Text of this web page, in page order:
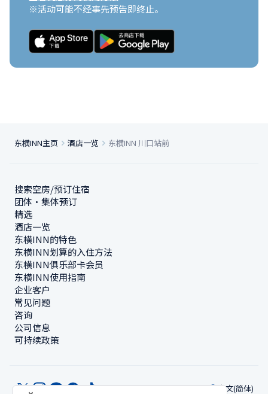
※活动可能不经事先预告即终止。
东横INN主页 酒店一览 东横INN 川口站前
搜索空房/预订住宿
团体・集体预订
精选
酒店一览
东横INN的特色
东横INN划算的入住方法
东横INN俱乐部卡会员
东横INN使用指南
企业客户
常见问题
咨询
公司信息
可持续政策
中文(简体)